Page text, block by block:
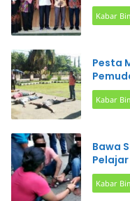
Kabar
Pesta
Kabar
Bawa
Kabar